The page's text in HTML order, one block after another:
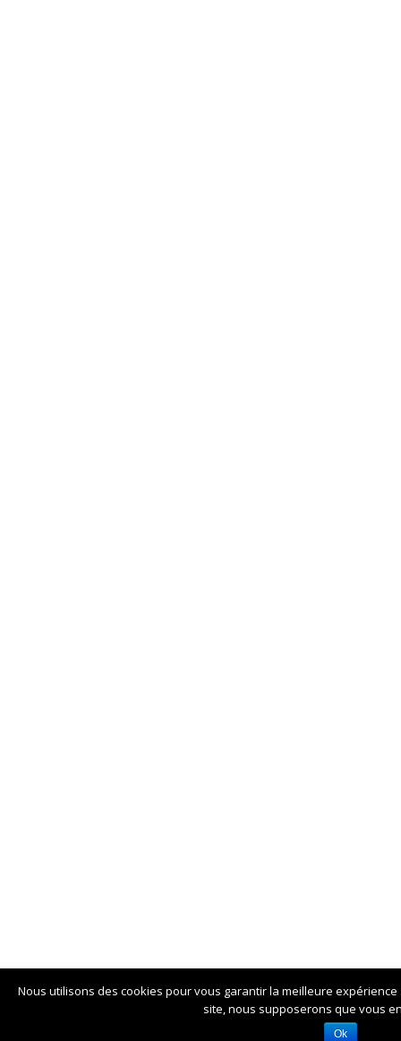
Nous utilisons des cookies pour vous garantir la meilleure
site, nous supposerons que vous
Ok